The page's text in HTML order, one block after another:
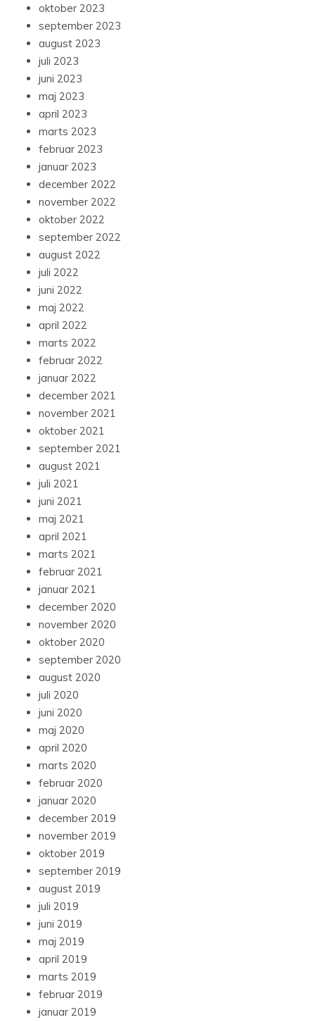
oktober 2023
september 2023
august 2023
juli 2023
juni 2023
maj 2023
april 2023
marts 2023
februar 2023
januar 2023
december 2022
november 2022
oktober 2022
september 2022
august 2022
juli 2022
juni 2022
maj 2022
april 2022
marts 2022
februar 2022
januar 2022
december 2021
november 2021
oktober 2021
september 2021
august 2021
juli 2021
juni 2021
maj 2021
april 2021
marts 2021
februar 2021
januar 2021
december 2020
november 2020
oktober 2020
september 2020
august 2020
juli 2020
juni 2020
maj 2020
april 2020
marts 2020
februar 2020
januar 2020
december 2019
november 2019
oktober 2019
september 2019
august 2019
juli 2019
juni 2019
maj 2019
april 2019
marts 2019
februar 2019
januar 2019